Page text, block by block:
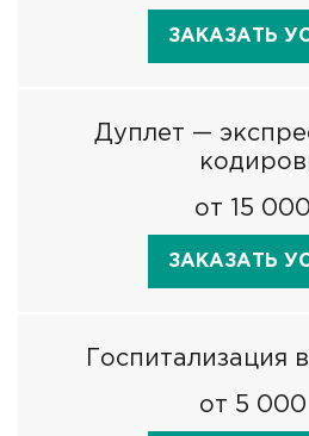
ЗАКАЗАТЬ
Дуплет —
от 15
ЗАКАЗАТЬ
Госпитализация
от 5